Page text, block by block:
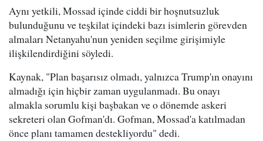
Aynı yetkili, Mossad içinde ciddi bir hoşnutsuzluk
bulunduğunu ve teşkilat içindeki bazı isimlerin görevden
almaları Netanyahu'nun yeniden seçilme girişimiyle
ilişkilendirdiğini söyledi.
Kaynak, "Plan başarısız olmadı, yalnızca Trump'ın onayını
almadığı için hiçbir zaman uygulanmadı. Bu onayı
almakla sorumlu kişi başbakan ve o dönemde askeri
sekreteri olan Gofman'dı. Gofman, Mossad'a katılmadan
önce planı tamamen destekliyordu" dedi.